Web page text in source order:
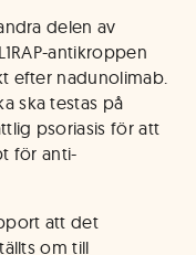
delen av
antikroppen
efter nadunolimab.
ska testas på
psoriasis för att
för anti-
att det
om till